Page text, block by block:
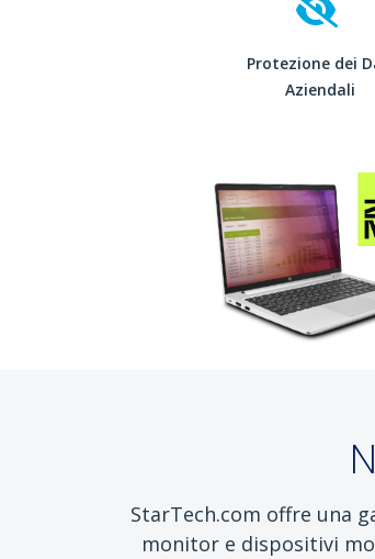
Protezione dei
Aziendali
StarTech.com offre una
monitor e dispositivi